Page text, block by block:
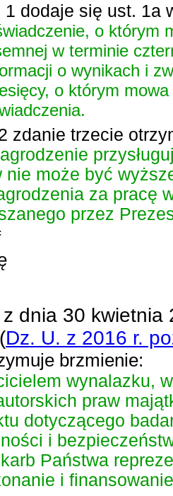
1 dodaje się ust. 1a
o którym
w terminie
o wynikach i
o którym
zdanie trzecie
nie może być
za pracę
przez
dnia 30 kwietnia
Dz. U. z 2016 r.
brzmienie:
wynalazku,
praw
dotyczącego
i
Państwa
i